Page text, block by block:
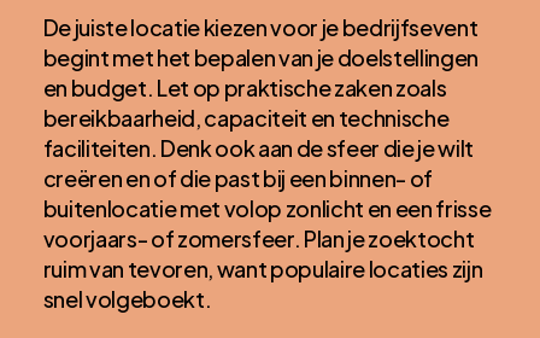
De juiste locatie kiezen voor je bedrijfsevent
begint met het bepalen van je doelstellingen
en budget. Let op praktische zaken zoals
bereikbaarheid, capaciteit en technische
faciliteiten. Denk ook aan de sfeer die je wilt
creëren en of die past bij een binnen- of
buitenlocatie met volop zonlicht en een frisse
voorjaars- of zomersfeer. Plan je zoektocht
ruim van tevoren, want populaire locaties zijn
snel volgeboekt.